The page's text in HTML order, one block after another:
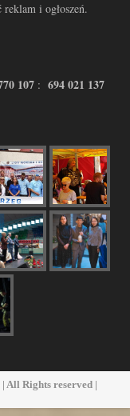
i ogłoszeń.
107 : 694 021 137
| All Rights reserved |